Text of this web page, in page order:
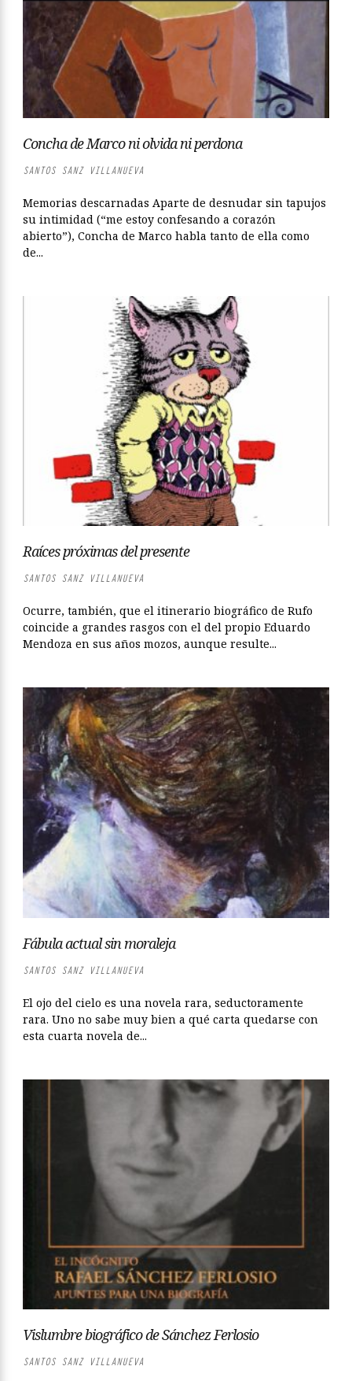
Concha de Marco ni olvida ni perdona
SANTOS SANZ VILLANUEVA
Memorias descarnadas Aparte de desnudar sin tapujos
su intimidad (“me estoy confesando a corazón
abierto”), Concha de Marco habla tanto de ella como
de...
Raíces próximas del presente
SANTOS SANZ VILLANUEVA
Ocurre, también, que el itinerario biográfico de Rufo
coincide a grandes rasgos con el del propio Eduardo
Mendoza en sus años mozos, aunque resulte...
Fábula actual sin moraleja
SANTOS SANZ VILLANUEVA
El ojo del cielo es una novela rara, seductoramente
rara. Uno no sabe muy bien a qué carta quedarse con
esta cuarta novela de...
Vislumbre biográfico de Sánchez Ferlosio
SANTOS SANZ VILLANUEVA